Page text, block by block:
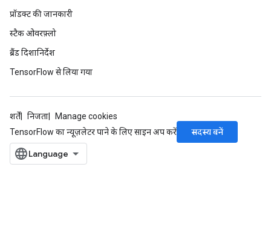
प्रॉडक्ट की जानकारी
स्टैक ओवरफ़्लो
ब्रैंड दिशानिर्देश
TensorFlow से लिया गया
शर्तें निजता
Manage cookies
TensorFlow का न्यूज़लेटर पाने के लिए साइन अप करें
सदस्य बनें